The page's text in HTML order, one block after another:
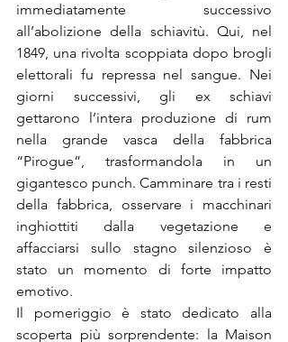
immediatamente successivo
all’abolizione della schiavitù. Qui, nel
1849, una rivolta scoppiata dopo brogli
elettorali fu repressa nel sangue. Nei
giorni successivi, gli ex schiavi
gettarono l’intera produzione di rum
nella grande vasca della fabbrica
“Pirogue”, trasformandola in un
gigantesco punch. Camminare tra i resti
della fabbrica, osservare i macchinari
inghiottiti dalla vegetazione e
affacciarsi sullo stagno silenzioso è
stato un momento di forte impatto
emotivo.
Il pomeriggio è stato dedicato alla
scoperta più sorprendente: la Maison